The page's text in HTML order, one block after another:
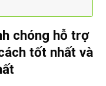
dùng
trâu
chóng hỗ trợ
tốt nhất và